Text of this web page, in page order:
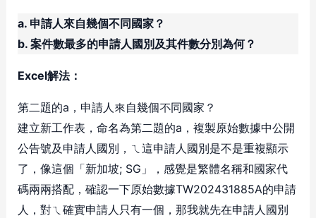
a. 申請人來自幾個不同國家？
b. 案件數最多的申請人國別及其件數分別為何？
Excel解法：
第二題的a，申請人來自幾個不同國家？
建立新工作表，命名為第二題的a，複製原始數據中公開
公告號及申請人國別，ㄟ這申請人國別是不是重複顯示
了，像這個「新加坡; SG」，感覺是繁體名稱和國家代
碼兩兩搭配，確認一下原始數據TW202431885A的申請
人，對ㄟ確實申請人只有一個，那我就先在申請人國別